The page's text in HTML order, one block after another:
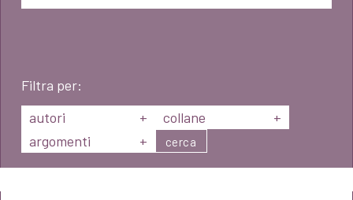
Filtra per:
autori
+ collane
+
argomenti
+ cerca